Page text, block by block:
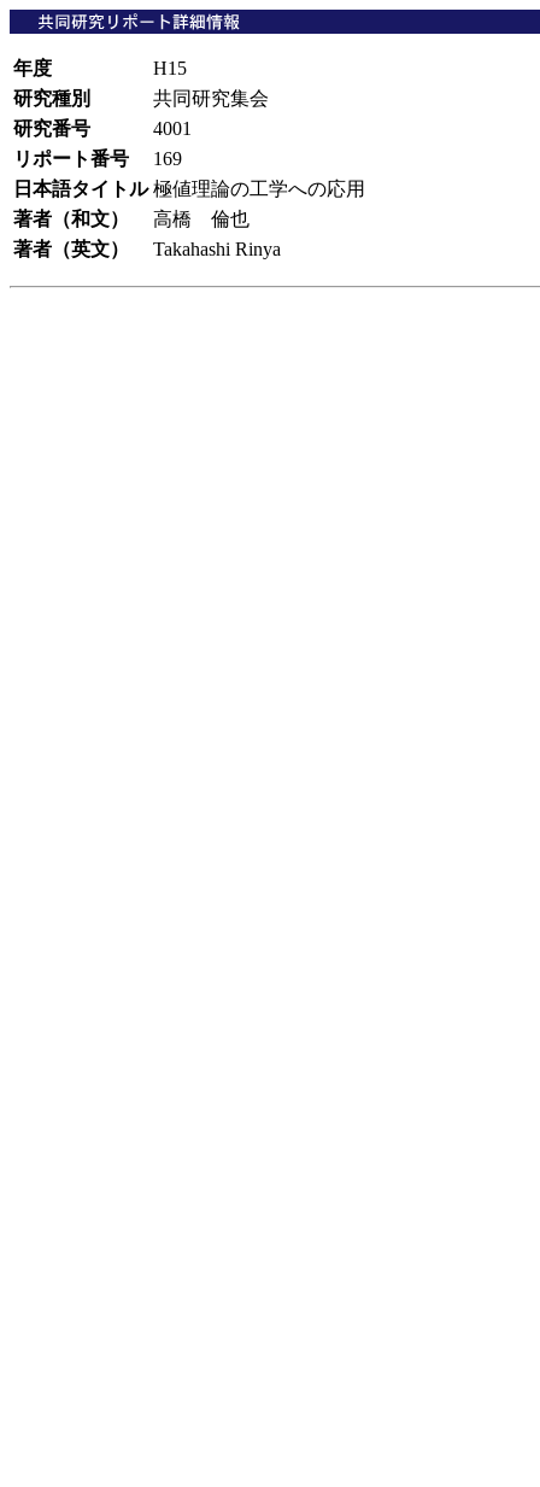
年度
H15
研究種別
共同研究集会
研究番号
4001
リポート番号
169
日本語タイトル 極値理論の工学への応用
著者（和文）
高橋 倫也
著者（英文）
Takahashi Rinya